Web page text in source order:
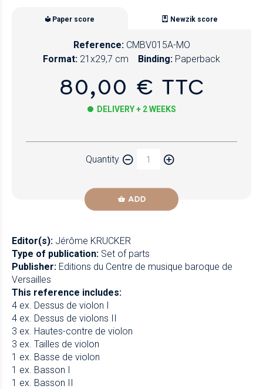
Paper score Newzik score
Reference: CMBV015A-MO
Format: 21x29,7 cm Binding: Paperback
80,00 € TTC
DELIVERY + 2 WEEKS
Quantity
ADD
Editor(s): Jérôme KRUCKER
Type of publication: Set of parts
Publisher: Editions du Centre de musique baroque de
Versailles
This reference includes:
4 ex. Dessus de violon I
4 ex. Dessus de violons II
3 ex. Hautes-contre de violon
3 ex. Tailles de violon
1 ex. Basse de violon
1 ex. Basson I
1 ex. Basson II